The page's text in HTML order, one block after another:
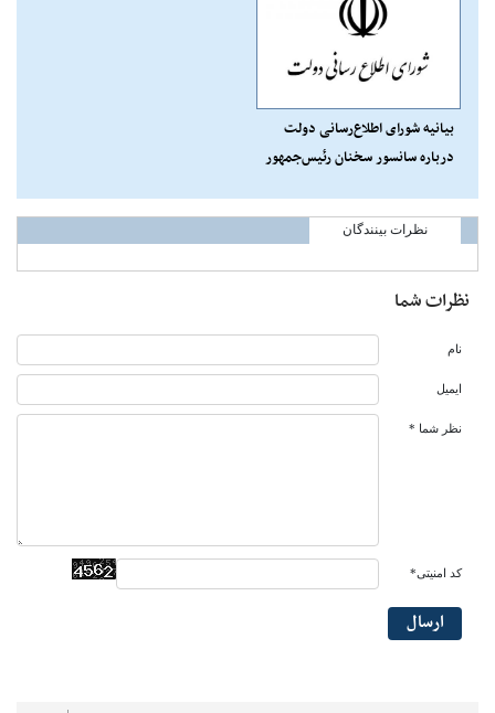
بیانیه شورای اطلاع‌رسانی دولت
درباره سانسور سخنان رئیس‌جمهور
نظرات بینندگان
نظرات شما
نام
ایمیل
نظر شما *
کد امنیتی*
ارسال